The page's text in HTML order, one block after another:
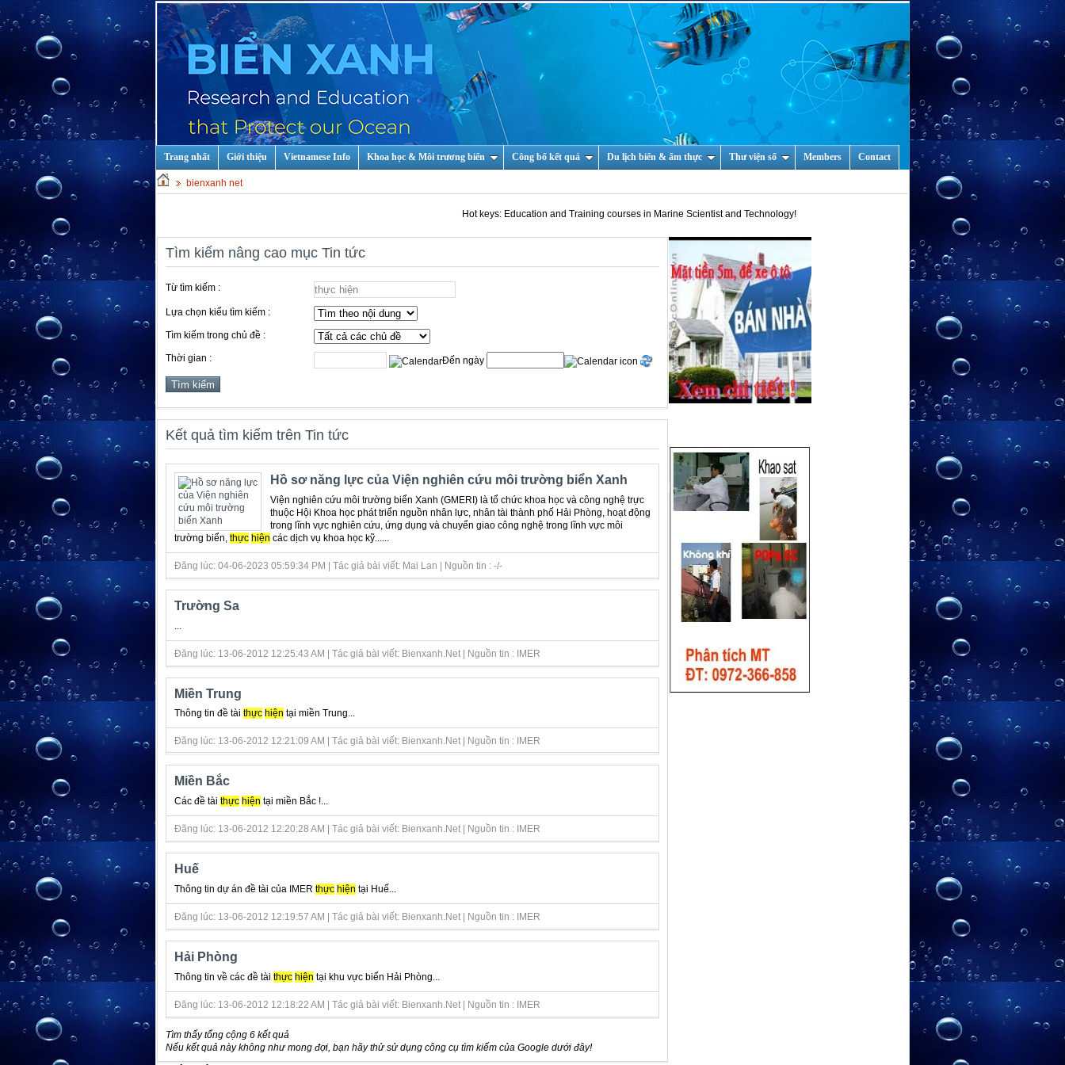
Trang nhất Giới thiệu Vietnamese Info Khoa học & Môi trương biển Công bố kết quả Du lịch biển & ẩm thực Thư viện số Members Contact
bienxanh net
Hot keys: Education and Training courses in Marine Scientist and Technology!
Tìm kiếm nâng cao mục Tin tức
Từ tìm kiếm :
Lựa chọn kiểu tìm kiếm :
Tìm kiếm trong chủ đề :
Thời gian : Đến ngày
Kết quả tìm kiếm trên Tin tức
Hồ sơ năng lực của Viện nghiên cứu môi trường biển Xanh
Viện nghiên cứu môi trường biển Xanh (GMERI) là tổ chức khoa học và công nghệ trực
thuộc Hội Khoa học phát triển nguồn nhân lực, nhân tài thành phố Hải Phòng, hoạt động
trong lĩnh vực nghiên cứu, ứng dụng và chuyển giao công nghệ trong lĩnh vực môi
trường biển, thực hiện các dịch vụ khoa học kỹ......
Đăng lúc: 04-06-2023 05:59:34 PM | Tác giả bài viết: Mai Lan | Nguồn tin : -/-
Trường Sa
Đăng lúc: 13-06-2012 12:25:43 AM | Tác giả bài viết: Bienxanh.Net | Nguồn tin : IMER
Miền Trung
Thông tin đề tài thực hiện tại miền Trung...
Đăng lúc: 13-06-2012 12:21:09 AM | Tác giả bài viết: Bienxanh.Net | Nguồn tin : IMER
Miền Bắc
Các đề tài thực hiện tại miền Bắc !...
Đăng lúc: 13-06-2012 12:20:28 AM | Tác giả bài viết: Bienxanh.Net | Nguồn tin : IMER
Huế
Thông tin dự án đề tài của IMER thực hiện tại Huế...
Đăng lúc: 13-06-2012 12:19:57 AM | Tác giả bài viết: Bienxanh.Net | Nguồn tin : IMER
Hải Phòng
Thông tin về các đề tài thực hiện tại khu vực biển Hải Phòng...
Đăng lúc: 13-06-2012 12:18:22 AM | Tác giả bài viết: Bienxanh.Net | Nguồn tin : IMER
Tìm thấy tổng cộng 6 kết quả
Nếu kết quả này không như mong đợi, bạn hãy thử sử dụng công cụ tìm kiếm của Google dưới đây!